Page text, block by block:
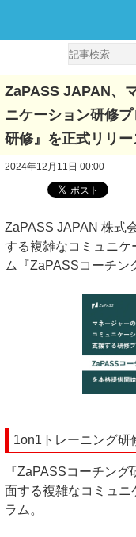
ZaPASS JAPAN、
ニケーション研修
研修』を正式リリー
2024年12月11日 00:00
ZaPASS JAPAN 株式
する複雑なコミュニケ
ム『ZaPASSコーチン
1on1トレーニング研
『ZaPASSコーチン
面する複雑なコミュ
ラム。